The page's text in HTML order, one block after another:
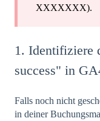
XXXXXXX).
1. Identifiziere
success" in
Falls noch nicht
in deiner